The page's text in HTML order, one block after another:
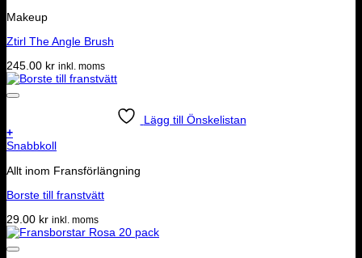
Makeup
Ztirl The Angle Brush
245.00 kr inkl. moms
Lägg till Önskelistan
+
Snabbkoll
Allt inom Fransförlängning
Borste till franstvätt
29.00 kr inkl. moms